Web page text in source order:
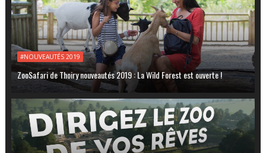
#NOUVEAUTÉS 2019
ZooSafari de Thoiry nouveautés 2019 : La Wild Forest est ouverte !